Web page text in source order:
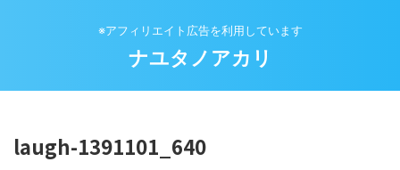
※アフィリエイト広告を利用しています
ナユタノアカリ
laugh-1391101_640